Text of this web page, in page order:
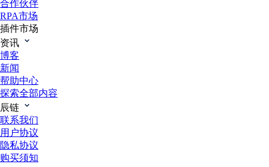
合作伙伴
RPA市场
插件市场
资讯
博客
新闻
帮助中心
探索全部内容
辰链
联系我们
用户协议
隐私协议
购买须知